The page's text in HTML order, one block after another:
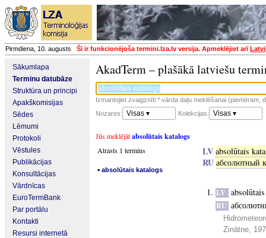
Pirmdiena, 10. augusts Šī ir funkcionējoša termini.lza.lv versija. Apmeklējiet arī
Sākumlapa
Terminu datubāze
Struktūra un principi
Apakškomisijas
Sēdes
Lēmumi
Protokoli
Vēstules
Publikācijas
Konsultācijas
Vārdnīcas
EuroTermBank
Par portālu
Kontakti
Resursi internetā
AkadTerm – plašākā latviešu
Izmantojiet zvaigznīti * vārda daļu meklēšanai (piemēram,
Nozares:
Visas ▾ Kolekcijas: Visas ▾
Jūs meklējātabsolūtais katalogs
Atrasts 1 termins
▪ absolūtais katalogs
LV absolūtais
RU абсолютный
LV
RU
Zinātne,